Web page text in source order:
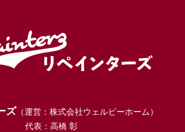
ズ（運営：株式会社ウェルビーホーム）
代表：高橋 彰